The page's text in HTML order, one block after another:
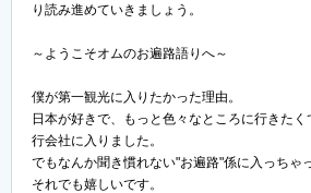
り読み進めていきましょう。
～ようこそオムのお遍路語りへ～
僕が第一観光に入りたかった理由。
日本が好きで、もっと色々なところに行きた
行会社に入りました。
でもなんか聞き慣れない"お遍路"係に入っちゃ
それでも嬉しいです。